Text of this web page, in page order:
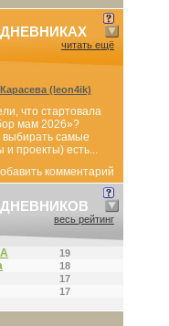
читать ещё
(leon4ik)
что стартовала
мам 2026»?
самые
и проекты) есть...
комментарий
весь рейтинг
19
18
17
17